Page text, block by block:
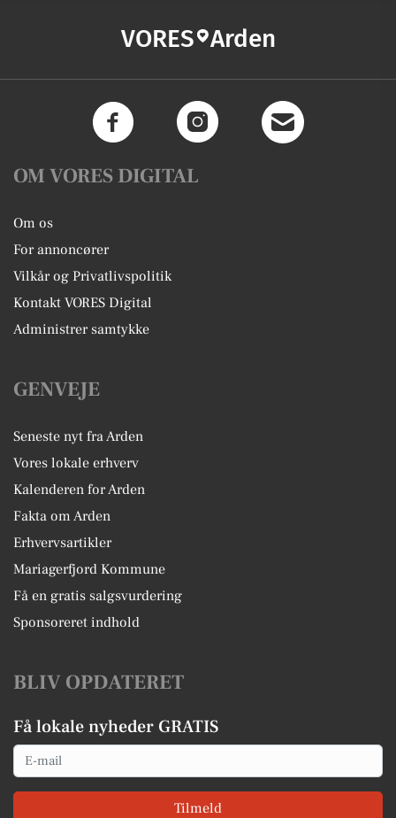
VORES Arden
OM VORES DIGITAL
Om os
For annoncører
Vilkår og Privatlivspolitik
Kontakt VORES Digital
Administrer samtykke
GENVEJE
Seneste nyt fra Arden
Vores lokale erhverv
Kalenderen for Arden
Fakta om Arden
Erhvervsartikler
Mariagerfjord Kommune
Få en gratis salgsvurdering
Sponsoreret indhold
BLIV OPDATERET
Få lokale nyheder GRATIS
Email
Tilmeld